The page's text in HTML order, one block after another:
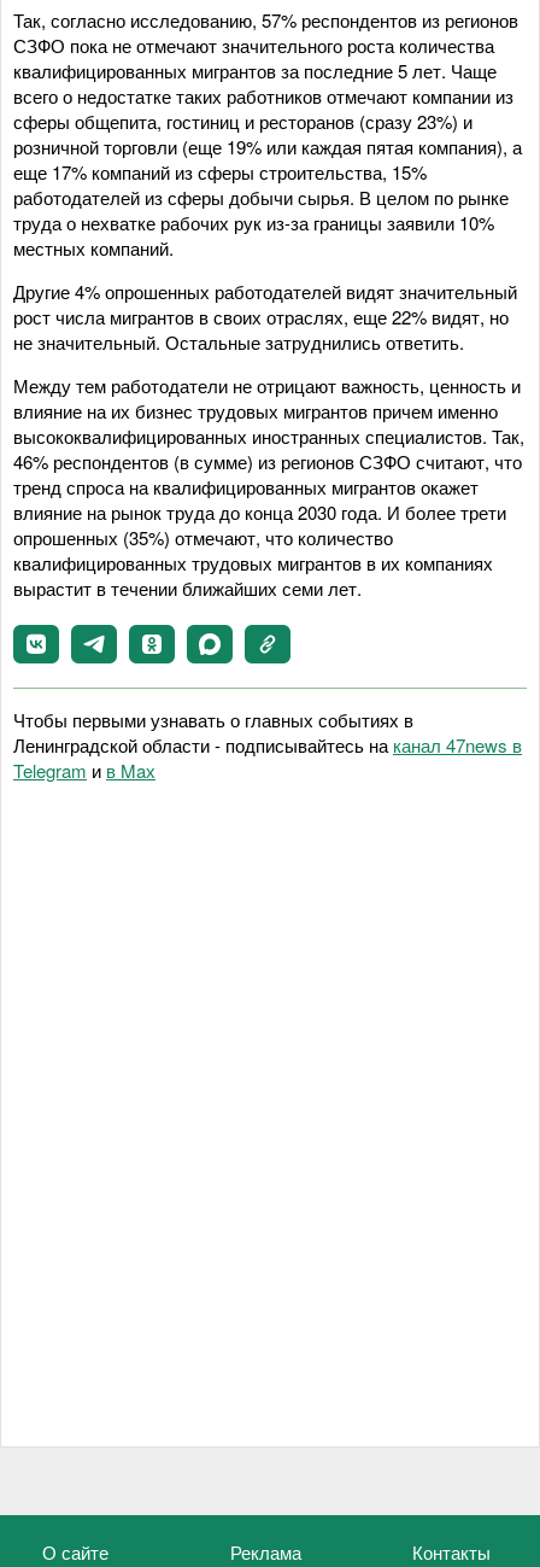
Так, согласно исследованию, 57% респондентов из регионов
СЗФО пока не отмечают значительного роста количества
квалифицированных мигрантов за последние 5 лет. Чаще
всего о недостатке таких работников отмечают компании из
сферы общепита, гостиниц и ресторанов (сразу 23%) и
розничной торговли (еще 19% или каждая пятая компания), а
еще 17% компаний из сферы строительства, 15%
работодателей из сферы добычи сырья. В целом по рынке
труда о нехватке рабочих рук из-за границы заявили 10%
местных компаний.
Другие 4% опрошенных работодателей видят значительный
рост числа мигрантов в своих отраслях, еще 22% видят, но
не значительный. Остальные затруднились ответить.
Между тем работодатели не отрицают важность, ценность и
влияние на их бизнес трудовых мигрантов причем именно
высококвалифицированных иностранных специалистов. Так,
46% респондентов (в сумме) из регионов СЗФО считают, что
тренд спроса на квалифицированных мигрантов окажет
влияние на рынок труда до конца 2030 года. И более трети
опрошенных (35%) отмечают, что количество
квалифицированных трудовых мигрантов в их компаниях
вырастит в течении ближайших семи лет.
Чтобы первыми узнавать о главных событиях в
Ленинградской области - подписывайтесь на канал 47news в
Telegram и в Maх
О сайте Реклама Контакты